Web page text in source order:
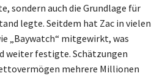
sondern auch die Grundlage für
legte. Seitdem hat Zac in vielen
„Baywatch“ mitgewirkt, was
weiter festigte. Schätzungen
mehrere Millionen